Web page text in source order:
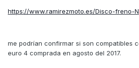
https://www.ramirezmoto.es/Disco-freno-
me podrían confirmar si son compatibles
euro 4 comprada en agosto del 2017.